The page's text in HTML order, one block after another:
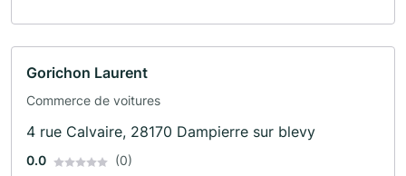
Gorichon Laurent
Commerce de voitures
4 rue Calvaire, 28170 Dampierre sur blevy
0.0 (0)